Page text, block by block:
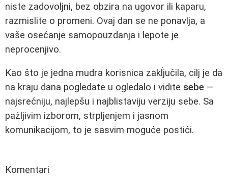
niste zadovoljni, bez obzira na ugovor ili kaparu,
razmislite o promeni. Ovaj dan se ne ponavlja, a
vaše osećanje samopouzdanja i lepote je
neprocenjivo.
Kao što je jedna mudra korisnica zakĺjučila, cilj je da
na kraju dana pogledate u ogledalo i vidite sebe —
najsrećniju, najlepšu i najblistaviju verziju sebe. Sa
pažljivim izborom, strpljenjem i jasnom
komunikacijom, to je sasvim moguće postići.
Komentari